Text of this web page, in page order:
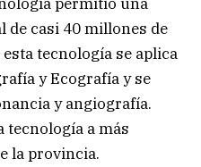
de casi 40 millones de
tecnología se aplica
y Ecografía y se
y angiografía.
tecnología a más
la provincia.